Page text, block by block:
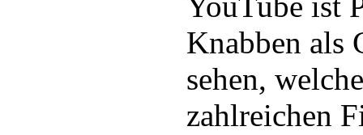
Knabben als
sehen,
zahlreichen